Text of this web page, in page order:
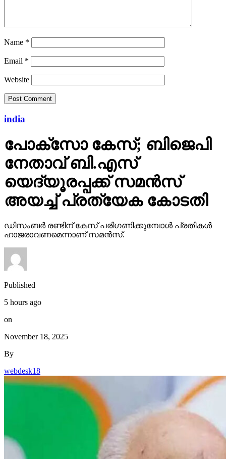
Name *
Email *
Website
india
പോക്‌സോ കേസ്; ബിജെപി
നേതാവ് ബി.എസ്
യെദ്യൂരപ്പക്ക് സമന്‍സ്
അയച്ച് പ്രത്യേക കോടതി
ഡിസംബര്‍ രണ്ടിന് കേസ് പരിഗണിക്കുമ്പോള്‍ പ്രതികള്‍
ഹാജരാവണമെന്നാണ് സമന്‍സ്.
Published
5 hours ago
on
November 18, 2025
By
webdesk18